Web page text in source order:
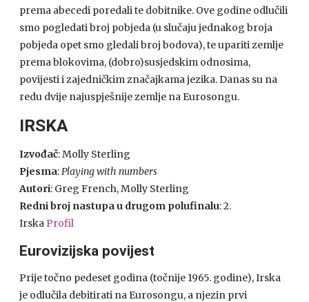
prema abecedi poredali te dobitnike. Ove godine odlučili
smo pogledati broj pobjeda (u slučaju jednakog broja
pobjeda opet smo gledali broj bodova), te upariti zemlje
prema blokovima, (dobro)susjedskim odnosima,
povijesti i zajedničkim značajkama jezika. Danas su na
redu dvije najuspješnije zemlje na Eurosongu.
IRSKA
Izvođač: Molly Sterling
Pjesma:Playing with numbers
Autori: Greg French, Molly Sterling
Redni broj nastupa u drugom polufinalu: 2.
IrskaProfil
Eurovizijska povijest
Prije točno pedeset godina (točnije 1965. godine), Irska
je odlučila debitirati na Eurosongu, a njezin prvi